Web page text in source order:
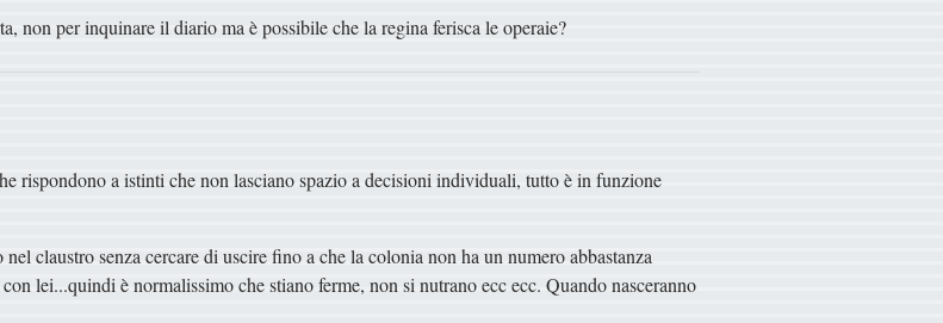
non per inquinare il diario ma è possibile che la regina ferisca le operaie?
rispondono a istinti che non lasciano spazio a decisioni individuali, tutto è in funzione
claustro senza cercare di uscire fino a che la colonia non ha un numero abbastanza
lei...quindi è normalissimo che stiano ferme, non si nutrano ecc ecc. Quando nasceranno